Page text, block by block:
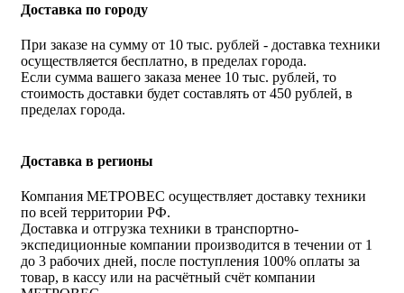
Доставка по городу
При заказе на сумму от 10 тыс. рублей - доставка техники
осуществляется бесплатно, в пределах города.
Если сумма вашего заказа менее 10 тыс. рублей, то
стоимость доставки будет составлять от 450 рублей, в
пределах города.
Доставка в регионы
Компания МЕТРОВЕС осуществляет доставку техники
по всей территории РФ.
Доставка и отгрузка техники в транспортно-
экспедиционные компании производится в течении от 1
до 3 рабочих дней, после поступления 100% оплаты за
товар, в кассу или на расчётный счёт компании